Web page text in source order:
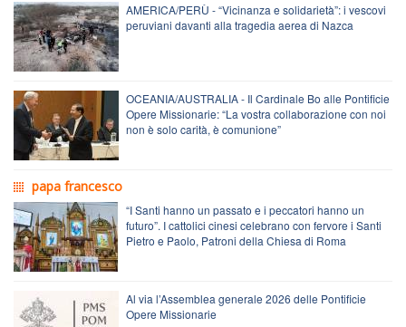
AMERICA/PERÙ - “Vicinanza e solidarietà”: i vescovi
peruviani davanti alla tragedia aerea di Nazca
OCEANIA/AUSTRALIA - Il Cardinale Bo alle Pontificie
Opere Missionarie: “La vostra collaborazione con noi
non è solo carità, è comunione”
papa francesco
“I Santi hanno un passato e i peccatori hanno un
futuro”. I cattolici cinesi celebrano con fervore i Santi
Pietro e Paolo, Patroni della Chiesa di Roma
Al via l’Assemblea generale 2026 delle Pontificie
Opere Missionarie